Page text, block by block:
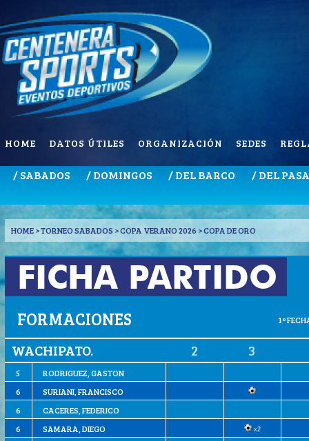
HOME DATOS ÚTILES ORGANIZACIÓN SEDES
/ SABADOS / DOMINGOS / DEL BARCO / DEL
HOME> TORNEO SABADOS > COPA VERANO 2026 > COPA DE ORO
FICHA PARTIDO
FORMACIONES 1º
WACHIPATO. 2 3
5
RODRIGUEZ, GASTON
6
SURIANI, FRANCISCO
6
CACERES, FEDERICO
6
SAMARA, DIEGO x2